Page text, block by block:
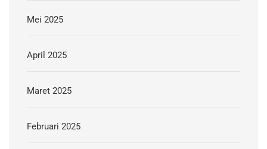
Mei 2025
April 2025
Maret 2025
Februari 2025